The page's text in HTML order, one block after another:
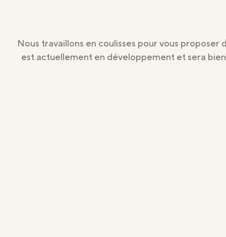
Nous travaillons en coulisses pour vous
est actuellement en développement et sera